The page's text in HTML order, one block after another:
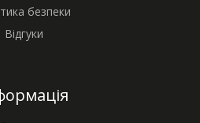
безпеки
Відгуки